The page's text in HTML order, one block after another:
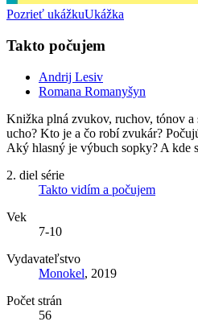
Pozrieť ukážkuUkážka
Takto počujem
Andrij Lesiv
Romana Romanyšyn
Knižka plná zvukov, ruchov, tónov
ucho? Kto je a čo robí zvukár?
Aký hlasný je výbuch sopky? A kde
2. diel série
Takto vidím a počujem
Vek
7-10
Vydavateľstvo
Monokel, 2019
Počet strán
56